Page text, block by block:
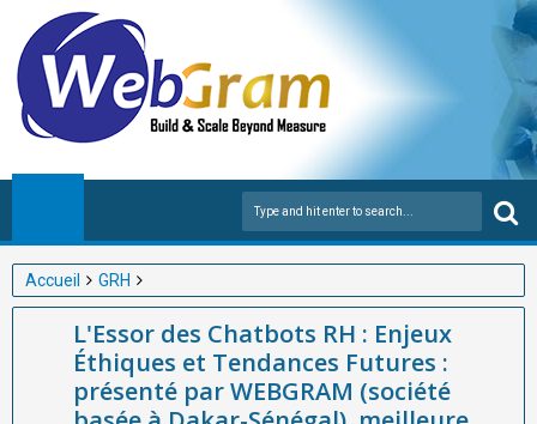
Accueil
GRH
L'Essor des Chatbots RH : Enjeux Éthiques et Tendances Futures
: présenté par WEBGRAM (société basée à Dakar-Sénégal),
meilleure entreprise (société / agence) de développement
d'applications web et mobiles et d'outil de Gestion des
L'Essor des Chatbots RH : Enjeux
Éthiques et Tendances Futures :
présenté par WEBGRAM (société